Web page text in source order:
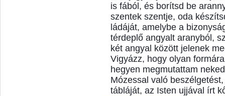
is fából, és borítsd be
szentek szentje, oda
ládáját, amelybe a
térdeplő angyalt aranyból,
két angyal között jelenek
Vigyázz, hogy olyan
hegyen megmutattam
Mózessal való
tábláját, az Isten ujjával írt